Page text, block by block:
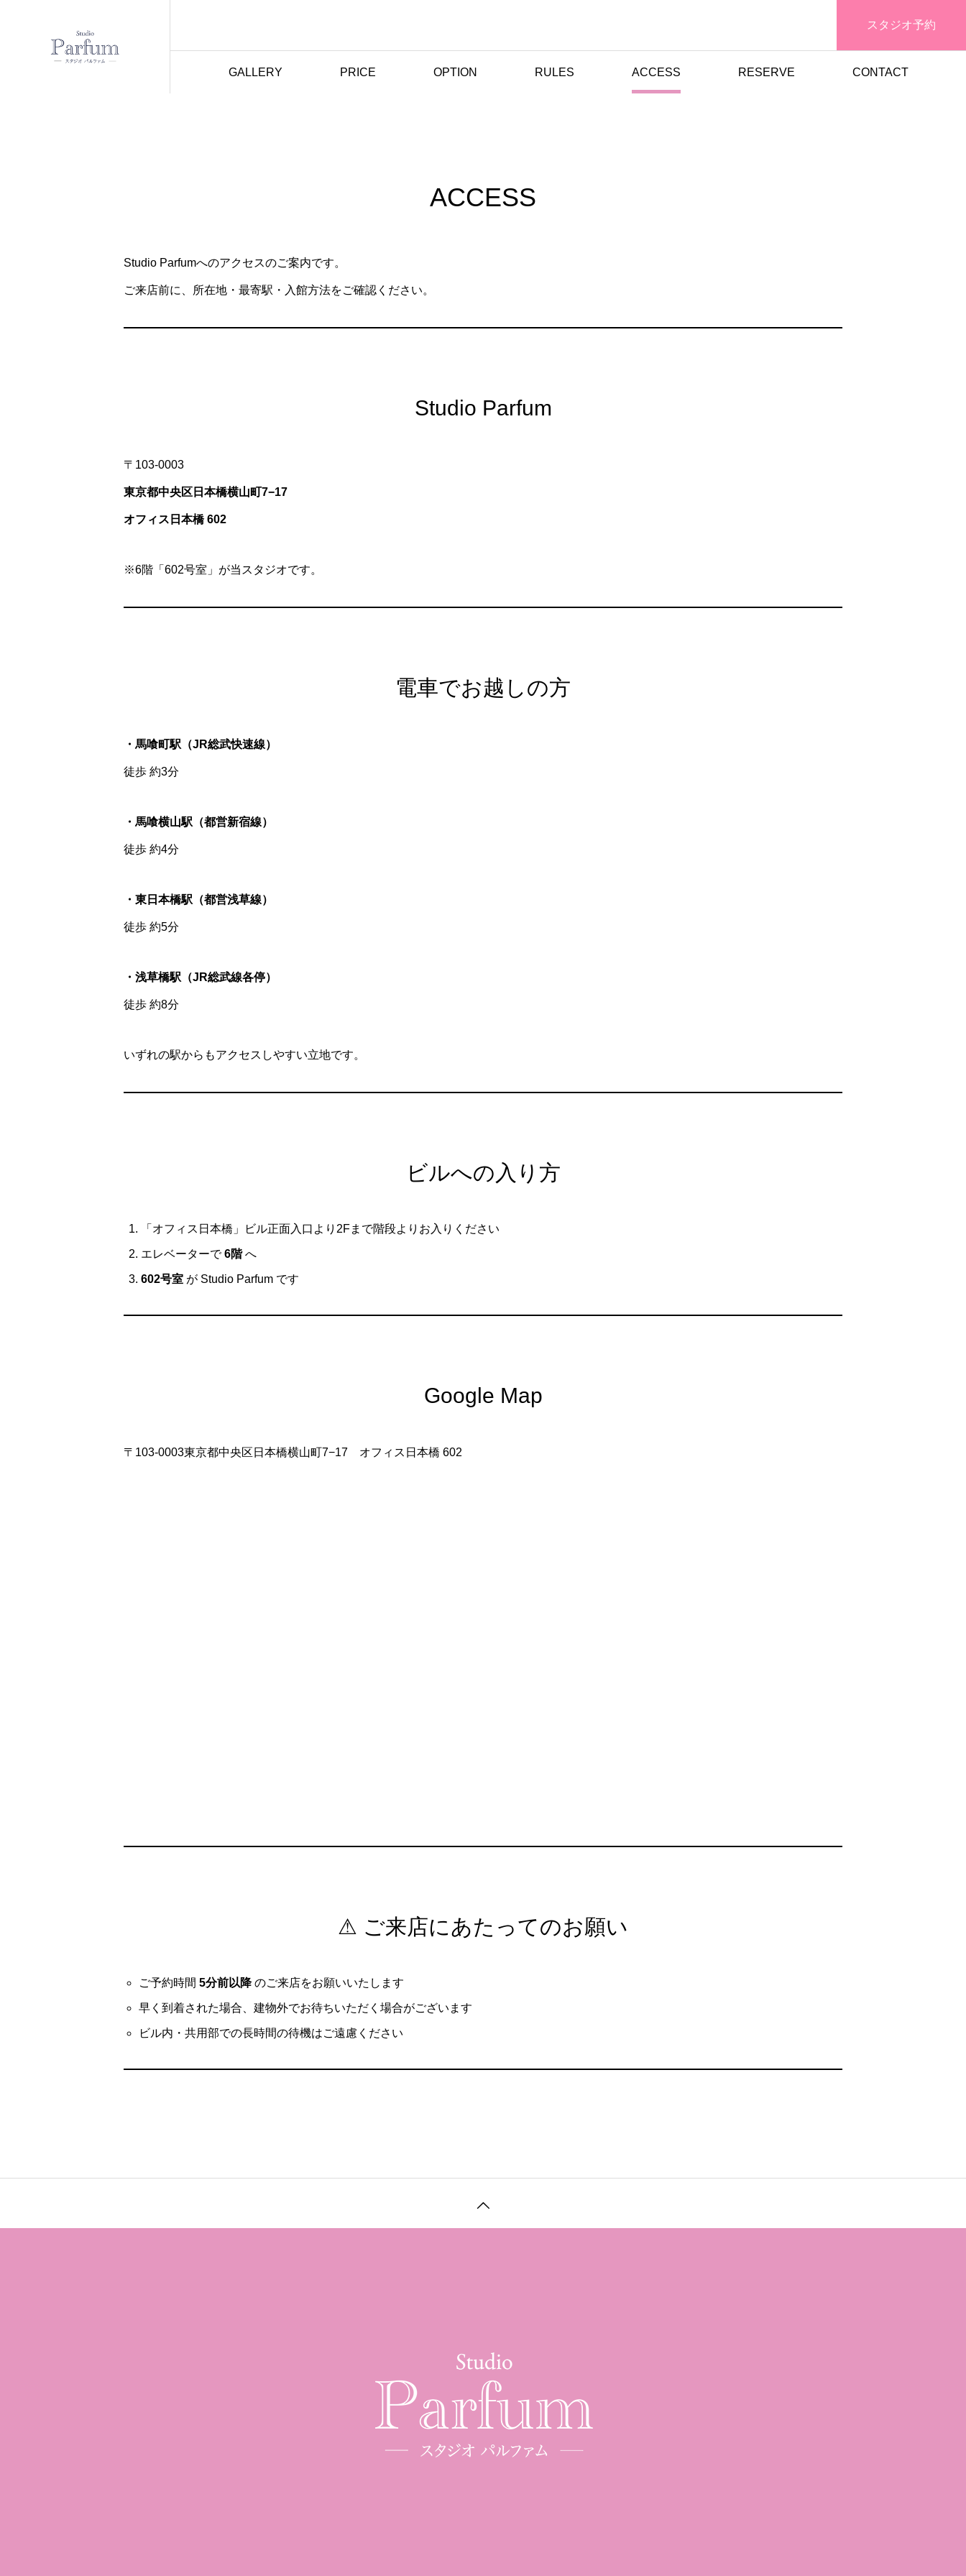
スタジオ予約
GALLERY PRICE OPTION RULES ACCESS RESERVE CONTACT
ACCESS
Studio Parfumへのアクセスのご案内です。
ご来店前に、所在地・最寄駅・入館方法をご確認ください。
Studio Parfum
〒103-0003
東京都中央区日本橋横山町7−17
オフィス日本橋 602
※6階「602号室」が当スタジオです。
電車でお越しの方
・馬喰町駅（JR総武快速線）
徒歩 約3分
・馬喰横山駅（都営新宿線）
徒歩 約4分
・東日本橋駅（都営浅草線）
徒歩 約5分
・浅草橋駅（JR総武線各停）
徒歩 約8分
いずれの駅からもアクセスしやすい立地です。
ビルへの入り方
「オフィス日本橋」ビル正面入口より2Fまで階段よりお入りください
エレベーターで6階へ
602号室 が Studio Parfum です
Google Map
〒103-0003東京都中央区日本橋横山町7−17 オフィス日本橋 602
⚠ ご来店にあたってのお願い
ご予約時間 5分前以降のご来店をお願いいたします
早く到着された場合、建物外でお待ちいただく場合がございます
ビル内・共用部での長時間の待機はご遠慮ください